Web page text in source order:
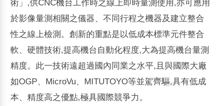
術」,供CNC機台工作時之線上即時量測使用,亦可應用
於影像量測相關之儀器、不同行程之機器及建立整合
性之線上檢測。創新的重點是以低成本標準元件整合
軟、硬體技術,提高機台自動化程度,大為提高機台量測
精度。此一技術遠超過國內同業之水平,且與國際大廠
如OGP、MicroVu、MITUTOYO等並駕齊驅,具有低成
本、精度高之優點,極具國際競爭力。